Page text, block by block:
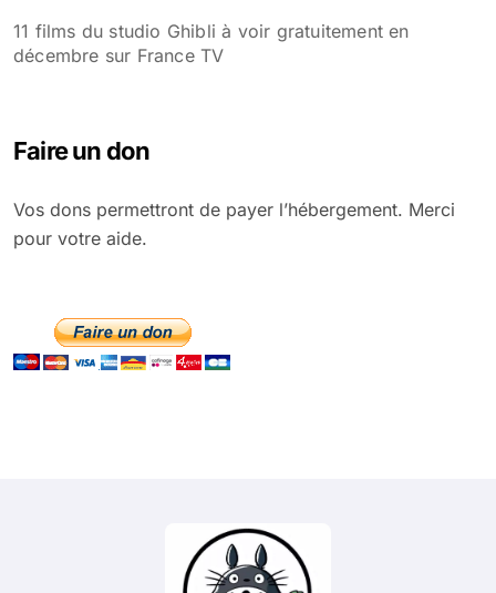
11 films du studio Ghibli à voir gratuitement en
décembre sur France TV
Faire un don
Vos dons permettront de payer l’hébergement. Merci
pour votre aide.